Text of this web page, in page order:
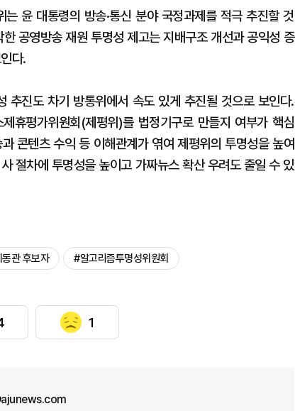
윤 대통령의 방송·통신 분야 국정과제를 적극 추진할 것
공영방송 재원 투명성 제고는 지배구조 개선과 공익성 증
다.
추진도 차기 방통위에서 속도 있게 추진될 것으로 보인다.
휴평가위원회(제평위)를 법정기구로 만들지 여부가 핵심
콘텐츠 수익 등 이해관계가 엮여 제평위의 투명성을 높여
절차에 투명성을 높이고 가짜뉴스 확산 우려도 줄일 수 있
관 후보자 #알고리즘투명성위원회
1